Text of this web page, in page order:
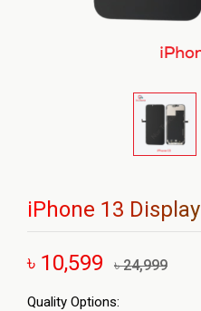
iPhone 13 Display
৳ 10,599 ৳ 24,999
Quality Options: